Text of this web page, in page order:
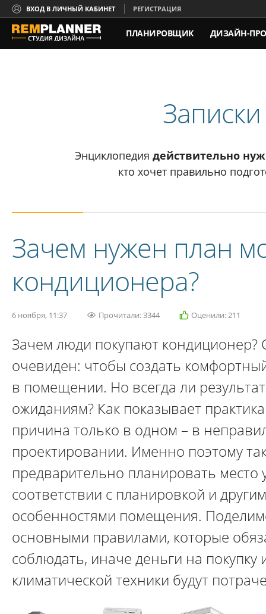
ВХОД В ЛИЧНЫЙ КАБИНЕТ РЕГИСТРАЦИЯ
ПЛАНИРОВЩИК ДИЗАЙН-
Энциклопедия действительно
кто хочет правильно
Зачем нужен план
кондиционера?
6 ноября, 11:37 Прочитали: 3344 Оценили: 211
Зачем люди покупают кондиционер?
очевиден: чтобы создать
в помещении. Но всегда ли результат
ожиданиям? Как показывает
причина только в одном – в
проектировании. Именно поэтому
предварительно планировать место
соответствии с планировкой и
особенностями помещения.
основными правилами, которые
соблюдать, иначе деньги на покупку
климатической техники будут